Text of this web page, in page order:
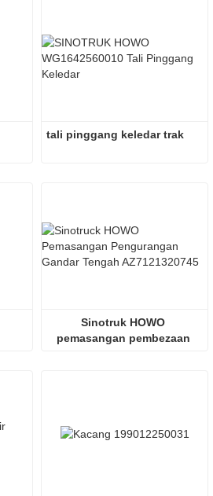
tali pinggang keledar trak
Sinotruk HOWO
pemasangan pembezaan